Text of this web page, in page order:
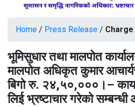
Home / Press Release /
भूमिसुधार तथा मालपोत
मालपोत अधिकृत कुमार
बिगो रु. २४,५०,०००।–
लिई भ्रष्टाचार गरेको